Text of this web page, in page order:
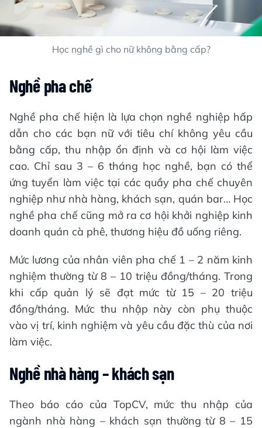
Học nghề gì cho nữ không bằng cấp?
Nghề pha chế
Nghề pha chế hiện là lựa chọn nghề nghiệp hấp
dẫn cho các bạn nữ với tiêu chí không yêu cầu
bằng cấp, thu nhập ổn định và cơ hội làm việc
cao. Chỉ sau 3 – 6 tháng học nghề, bạn có thể
ứng tuyển làm việc tại các quầy pha chế chuyên
nghiệp như nhà hàng, khách sạn, quán bar… Học
nghề pha chế cũng mở ra cơ hội khởi nghiệp kinh
doanh quán cà phê, thương hiệu đồ uống riêng.
Mức lương của nhân viên pha chế 1 – 2 năm kinh
nghiệm thường từ 8 – 10 triệu đồng/tháng. Trong
khi cấp quản lý sẽ đạt mức từ 15 – 20 triệu
đồng/tháng. Mức thu nhập này còn phụ thuộc
vào vị trí, kinh nghiệm và yêu cầu đặc thù của nơi
làm việc.
Nghề nhà hàng – khách sạn
Theo báo cáo của TopCV, mức thu nhập của
ngành nhà hàng – khách sạn thường từ 8 – 15